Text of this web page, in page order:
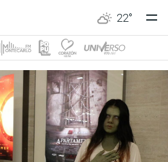
22°